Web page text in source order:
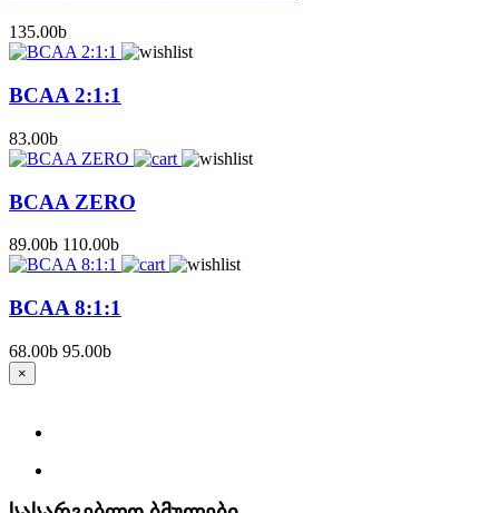
135.00b
BCAA 2:1:1
83.00b
BCAA ZERO
89.00b 110.00b
BCAA 8:1:1
68.00b 95.00b
×